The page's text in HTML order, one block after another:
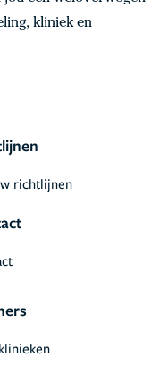
kliniek en
richtlijnen